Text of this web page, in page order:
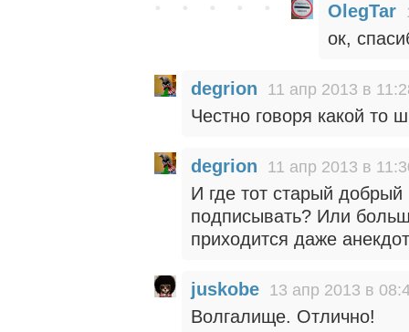
OlegTar
ок,
degrion 11 апр 2013 в
Честно говоря какой то
degrion 11 апр 2013 в
И где тот старый
подписывать? Или
приходится даже
juskobe 13 апр 2013 в
Волгалище. Отлично!